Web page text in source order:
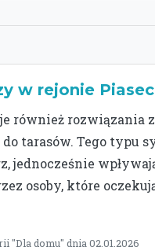
w rejonie
również rozwiązania
do tarasów. Tego
jednocześnie
osoby, które
"Dla domu" dnia 02.01.2026